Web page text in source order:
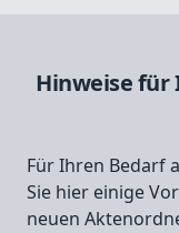
Hinweise für
Für Ihren Bedarf
Sie hier einige
neuen